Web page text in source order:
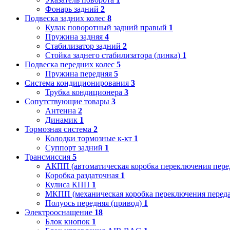
Фонарь задний 2
Подвеска задних колес 8
Кулак поворотный задний правый 1
Пружина задняя 4
Стабилизатор задний 2
Стойка заднего стабилизатора (линка) 1
Подвеска передних колес 5
Пружина передняя 5
Система кондиционирования 3
Трубка кондиционера 3
Сопутствующие товары 3
Антенна 2
Динамик 1
Тормозная система 2
Колодки тормозные к-кт 1
Суппорт задний 1
Трансмиссия 5
АКПП (автоматическая коробка переключения
Коробка раздаточная 1
Кулиса КПП 1
МКПП (механическая коробка переключения
Полуось передняя (привод) 1
Электрооснащение 18
Блок кнопок 1